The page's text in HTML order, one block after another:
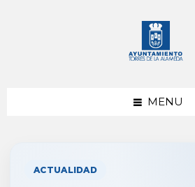
MENU
ACTUALIDAD